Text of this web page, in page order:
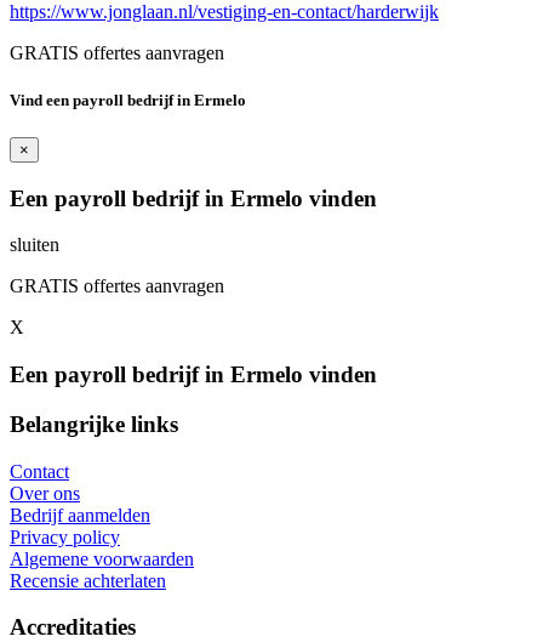
https://www.jonglaan.nl/vestiging-en-contact/harderwijk
GRATIS offertes aanvragen
Vind een payroll bedrijf in Ermelo
×
Een payroll bedrijf in Ermelo vinden
sluiten
GRATIS offertes aanvragen
X
Een payroll bedrijf in Ermelo vinden
Belangrijke links
Contact
Over ons
Bedrijf aanmelden
Privacy policy
Algemene voorwaarden
Recensie achterlaten
Accreditaties